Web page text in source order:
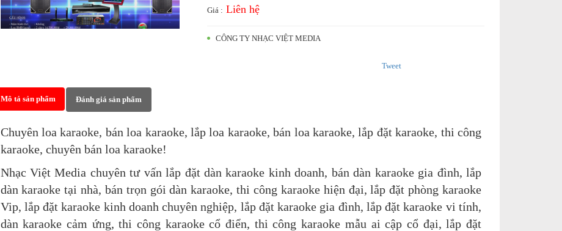
Giá : Liên hệ
CÔNG TY NHẠC VIỆT MEDIA
Tweet
Mô tả sản phẩm Đánh giá sản phẩm
Chuyên loa karaoke, bán loa karaoke, lắp loa karaoke, bán loa karaoke, lắp đặt karaoke, thi công
karaoke, chuyên bán loa karaoke!
Nhạc Việt Media chuyên tư vấn lắp đặt dàn karaoke kinh doanh, bán dàn karaoke gia đình, lắp
dàn karaoke tại nhà, bán trọn gói dàn karaoke, thi công karaoke hiện đại, lắp đặt phòng karaoke
Vip, lắp đặt karaoke kinh doanh chuyên nghiệp, lắp đặt karaoke gia đình, lắp đặt karaoke vi tính,
dàn karaoke cảm ứng, thi công karaoke cổ điển, thi công karaoke mẫu ai cập cổ đại, lắp đặt